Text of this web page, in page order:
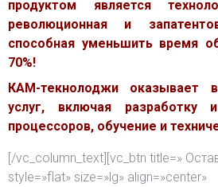
продуктом является
революционная и
способная уменьшить время
70%!
КАМ-текнолоджи оказывает
услуг, включая разработку
процессоров, обучение и
[/vc_column_text][vc_btn title=»
style=»flat» size=»lg» align=»center»